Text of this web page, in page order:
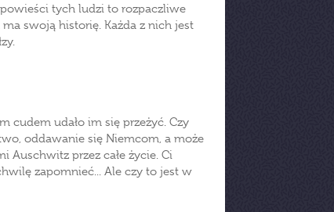
tych ludzi to rozpaczliwe
swoją historię. Każda z nich jest
cudem udało im się przeżyć. Czy
oddawanie się Niemcom, a może
Auschwitz przez całe życie. Ci
zapomnieć... Ale czy to jest w